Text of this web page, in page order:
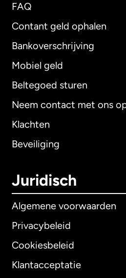
FAQ
Contant geld ophalen
Bankoverschrijving
Mobiel geld
Beltegoed sturen
Neem contact met ons
Klachten
Beveiliging
Juridisch
Algemene voorwaarden
Privacybeleid
Cookiesbeleid
Klantacceptatie